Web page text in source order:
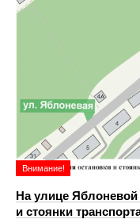
Внимание!
На улице Яблоневой
и стоянки